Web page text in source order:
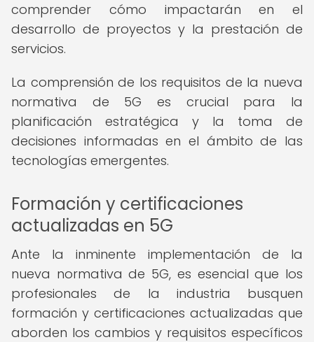
comprender cómo impactarán en el
desarrollo de proyectos y la prestación de
servicios.
La comprensión de los requisitos de la nueva
normativa de 5G es crucial para la
planificación estratégica y la toma de
decisiones informadas en el ámbito de las
tecnologías emergentes.
Formación y certificaciones
actualizadas en 5G
Ante la inminente implementación de la
nueva normativa de 5G, es esencial que los
profesionales de la industria busquen
formación y certificaciones actualizadas que
aborden los cambios y requisitos específicos